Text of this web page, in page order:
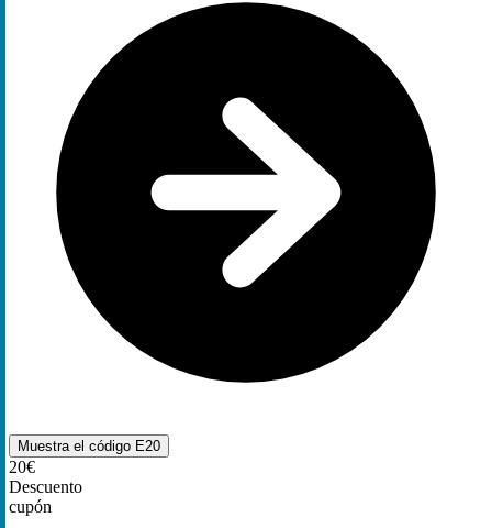
Muestra el código E20
20€
Descuento
cupón